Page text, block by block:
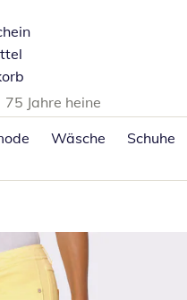
75 Jahre heine
Wäsche Schuhe